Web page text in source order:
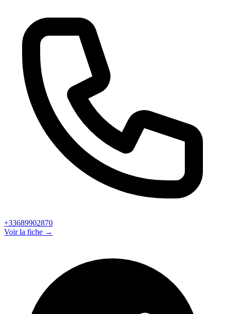
+33689902870
Voir la fiche →